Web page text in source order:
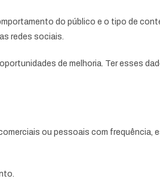
do público e o tipo de
redes sociais.
de melhoria. Ter esses
ou pessoais com frequência,